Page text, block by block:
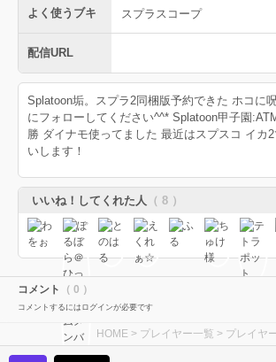
よく使うブキ スプラスコープ
配信URL
Splatoon垢。スプラ2同梱版予約できた ホコに
にフォローしてください^^* Splatoon甲子園
勝 ダイナモ使ってました 最近はスプスコ イカ
いします！
いいね！してくれた人 （ 8 ）
コメント （ 0 ）
コメントするにはログインが必要です
HOME > プレイヤー一覧 > プレイヤ